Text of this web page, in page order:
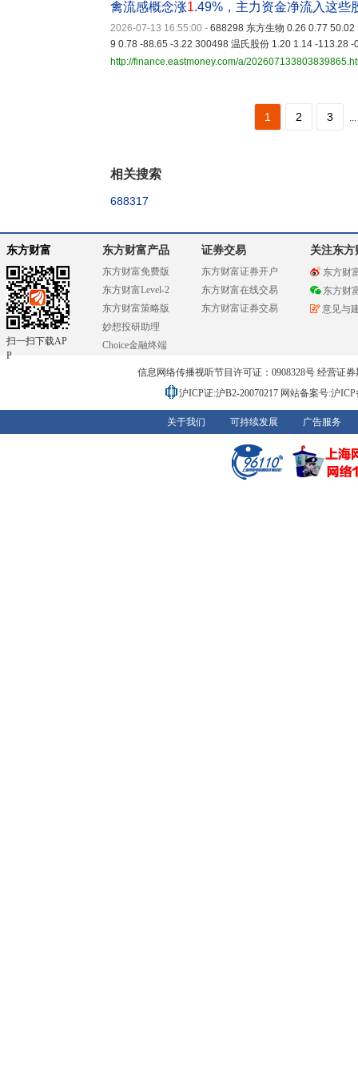
禽流感概念涨1.49%，主力资金净流入这些
2026-07-13 16:55:00 - 688298 东方生物 0.26 0.77
9 0.78 -88.65 -3.22 300498 温氏股份 1.20 1.14 -113.28
http://finance.eastmoney.com/a/
1 2 3 ...
相关搜索
688317
东方财富
扫一扫下载AP
P
东方财富产品
东方财富免费版
东方财富Level-2
东方财富策略版
妙想投研助理
Choice金融终端
证券交易
东方财富证券开户
东方财富在线交易
东方财富证券交易
关注东方
东方财
东方财
意见与
信息网络传播视听节目许可证：0908328号 经营证
沪ICP证:沪B2-20070217 网站备案号:沪
关于我们 可持续发展 广告服务